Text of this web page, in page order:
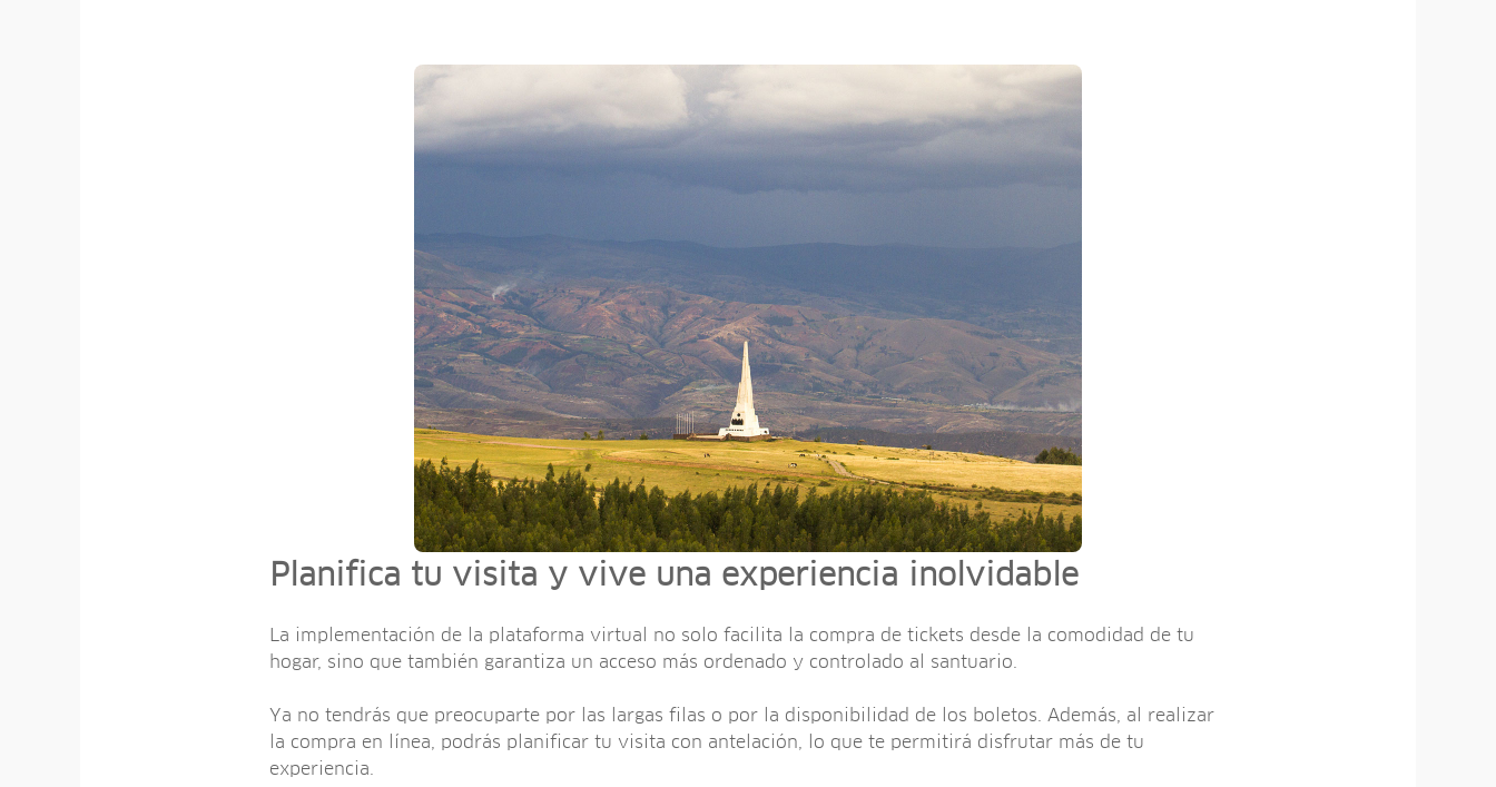
Planifica tu visita y vive una experiencia inolvidable
La implementación de la plataforma virtual no solo facilita la compra de tickets desde la comodidad de tu
hogar, sino que también garantiza un acceso más ordenado y controlado al santuario.
Ya no tendrás que preocuparte por las largas filas o por la disponibilidad de los boletos. Además, al realizar
la compra en línea, podrás planificar tu visita con antelación, lo que te permitirá disfrutar más de tu
experiencia.